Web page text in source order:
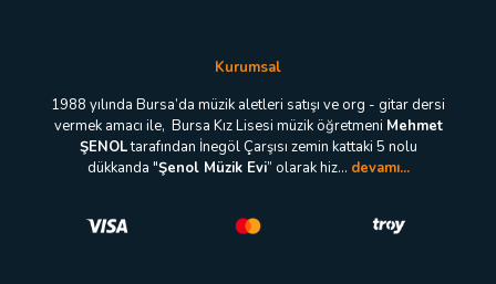
Kurumsal
1988 yılında Bursa’da müzik aletleri satışı ve org - gitar dersi
vermek amacı ile, Bursa Kız Lisesi müzik öğretmeni Mehmet
ŞENOLtarafından İnegöl Çarşısı zemin kattaki 5 nolu
dükkanda "Şenol Müzik Evi” olarak hiz... devamı...